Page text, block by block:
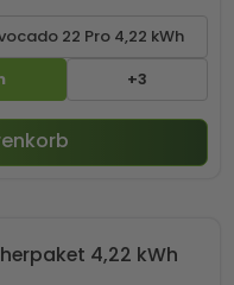
22 Pro 4,22 kWh
+3
4,22 kWh